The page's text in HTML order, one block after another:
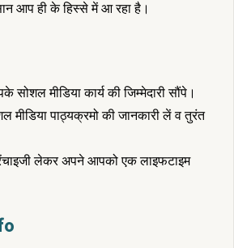
आप ही के हिस्से में आ रहा है।
मीडिया कार्य की जिम्मेदारी सौंपे।
पाठ्यक्रमो की जानकारी लें व तुरंत
लेकर अपने आपको एक लाइफटाइम